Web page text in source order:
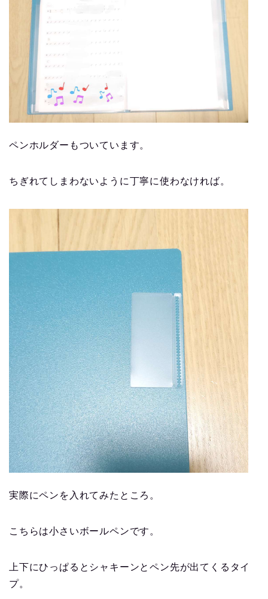
ペンホルダーもついています。
ちぎれてしまわないように丁寧に使わなければ。
実際にペンを入れてみたところ。
こちらは小さいボールペンです。
上下にひっぱるとシャキーンとペン先が出てくるタイ
プ。